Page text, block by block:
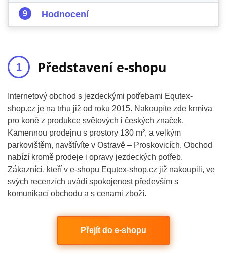
Hodnocení
Představení e-shopu
Internetový obchod s jezdeckými potřebami Equtex-
shop.cz je na trhu již od roku 2015. Nakoupíte zde krmiva
pro koně z produkce světových i českých značek.
Kamennou prodejnu s prostory 130 m², a velkým
parkovištěm, navštívíte v Ostravě – Proskovicích. Obchod
nabízí kromě prodeje i opravy jezdeckých potřeb.
Zákazníci, kteří v e-shopu Equtex-shop.cz již nakoupili, ve
svých recenzích uvádí spokojenost především s
komunikací obchodu a s cenami zboží.
Přejít do e-shopu